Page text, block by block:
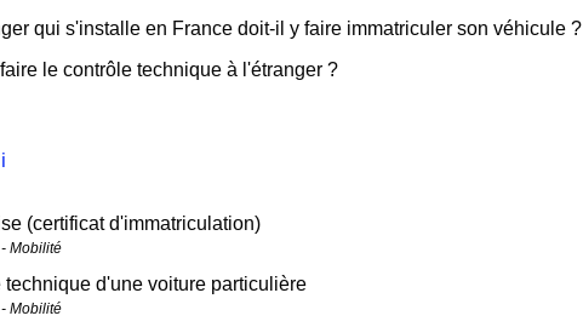
qui s'installe en France doit-il y faire immatriculer son véhicule ?
le contrôle technique à l'étranger ?
(certificat d'immatriculation)
Mobilité
technique d'une voiture particulière
Mobilité